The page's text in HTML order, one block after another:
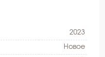
2023
Hовое